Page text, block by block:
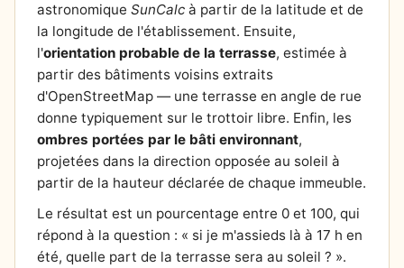
astronomique SunCalc à partir de la latitude et de
la longitude de l'établissement. Ensuite,
l'orientation probable de la terrasse, estimée à
partir des bâtiments voisins extraits
d'OpenStreetMap — une terrasse en angle de rue
donne typiquement sur le trottoir libre. Enfin, les
ombres portées par le bâti environnant,
projetées dans la direction opposée au soleil à
partir de la hauteur déclarée de chaque immeuble.
Le résultat est un pourcentage entre 0 et 100, qui
répond à la question : « si je m'assieds là à 17 h en
été, quelle part de la terrasse sera au soleil ? ».